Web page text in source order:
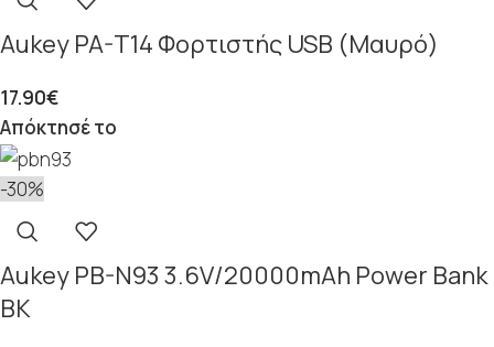
Aukey PA-T14 Φορτιστής USB (Μαυρό)
17.90€
Απόκτησέ το
-30%
Aukey PB-N93 3.6V/20000mAh Power Bank
BK